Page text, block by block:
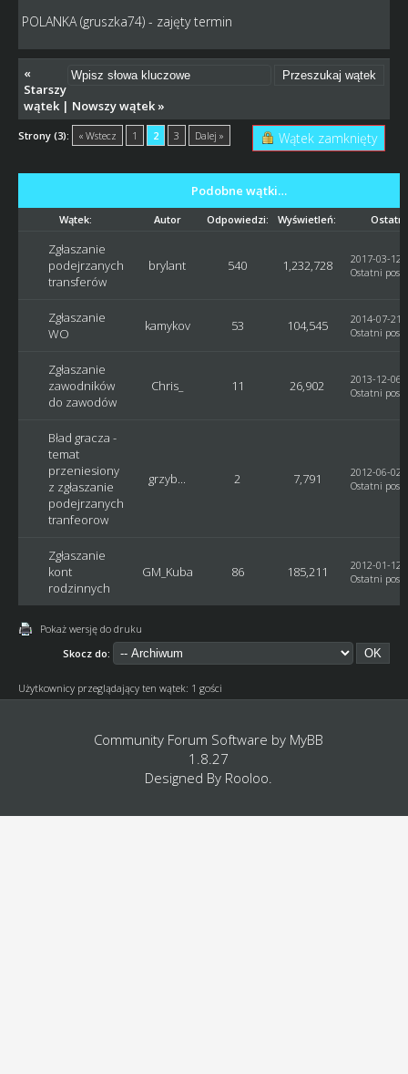
POLANKA (gruszka74) - zajęty termin
«
Starszy
wątek| Nowszy wątek»
Strony (3): « Wstecz 1 2 3 Dalej » Wątek zamknięty
Podobne wątki…
Wątek: Autor Odpowiedzi: Wyświetleń:
Zgłaszanie
podejrzanych
transferów
brylant 540 1,232,728
2017-03-12,
Ostatni post
Zgłaszanie
WO
kamykov 53 104,545
2014-07-21,
Ostatni post
Zgłaszanie
zawodników
do zawodów
Chris_ 11 26,902
2013-12-06,
Ostatni post
Bład gracza -
temat
przeniesiony
z zgłaszanie
podejrzanych
tranfeorow
grzyb... 2 7,791
2012-06-02,
Ostatni post
Zgłaszanie
kont
rodzinnych
GM_Kuba 86 185,211
2012-01-12,
Ostatni post
Pokaż wersję do druku
Skocz do:
Użytkownicy przeglądający ten wątek: 1 gości
Community Forum Software by MyBB
1.8.27
Designed By Rooloo